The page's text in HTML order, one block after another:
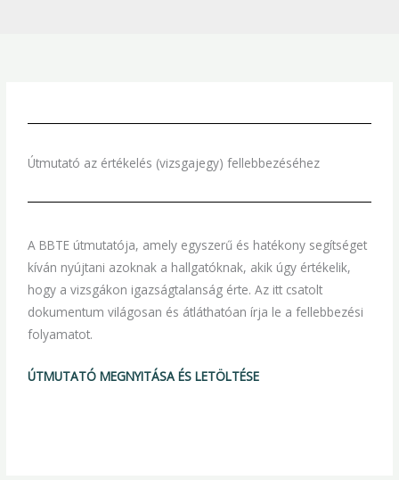
Útmutató az értékelés (vizsgajegy) fellebbezéséhez
A BBTE útmutatója, amely egyszerű és hatékony segítséget
kíván nyújtani azoknak a hallgatóknak, akik úgy értékelik,
hogy a vizsgákon igazságtalanság érte. Az itt csatolt
dokumentum világosan és átláthatóan írja le a fellebbezési
folyamatot.
ÚTMUTATÓ MEGNYITÁSA ÉS LETÖLTÉSE